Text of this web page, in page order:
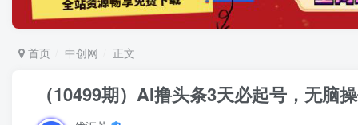
首页 中创网 正文
（10499期）AI撸头条3天必起号，无脑